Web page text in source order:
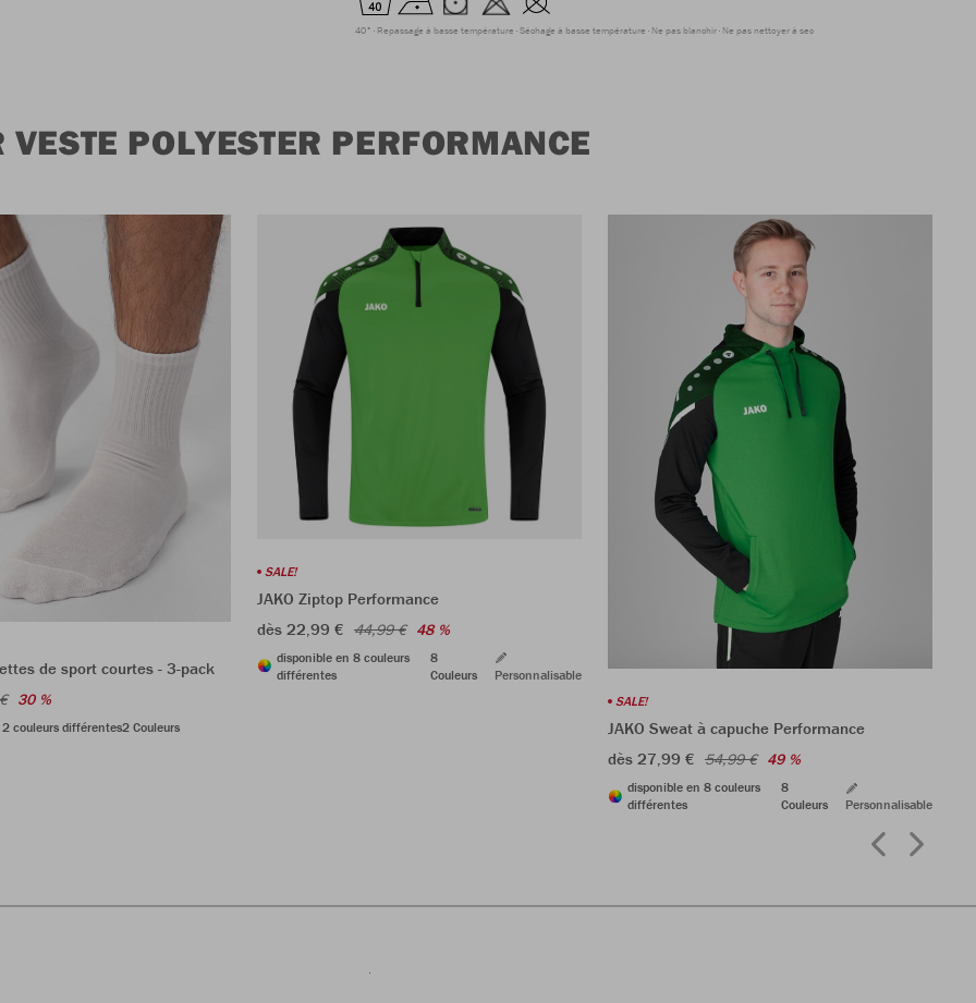
40° Repassage à basse température Séchage à basse température Ne pas blanchir Ne pas nettoyer à sec
POLYESTER PERFORMANCE
de sport courtes - 3-pack
30 %
couleurs différentes2 Couleurs
SALE!
JAKO Ziptop Performance
dès 22,99 € 44,99 € 48 %
disponible en 8 couleurs
différentes
8
Couleurs
Personnalisable
SALE!
JAKO Sweat à capuche Performance
dès 27,99 € 54,99 € 49 %
disponible en 8 couleurs
différentes
8
Couleurs
Personnalisable